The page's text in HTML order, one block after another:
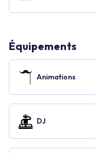
Équipements
Animations
DJ